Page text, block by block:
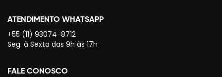
ATENDIMENTO WHATSAPP
+55 (11) 93074-8712
Seg. à Sexta das 9h às 17h
FALE CONOSCO